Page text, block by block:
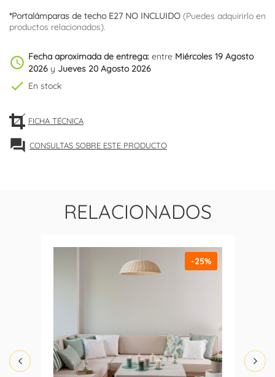
*Portalámparas de techo E27 NO INCLUIDO (Puedes adquirirlo en
productos relacionados).
schedule Fecha aproximada de entrega: entre Miércoles 19 Agosto
2026 y Jueves 20 Agosto 2026
check En stock
FICHA TÉCNICA
forum CONSULTAS SOBRE ESTE PRODUCTO
RELACIONADOS
-25%